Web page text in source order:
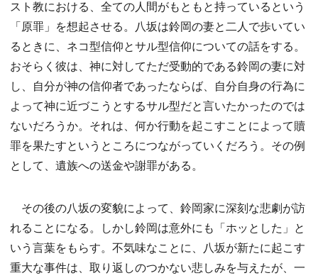
スト教における、全ての人間がもともと持っているという
「原罪」を想起させる。八坂は鈴岡の妻と二人で歩いてい
るときに、ネコ型信仰とサル型信仰についての話をする。
おそらく彼は、神に対してただ受動的である鈴岡の妻に対
し、自分が神の信仰者であったならば、自分自身の行為に
よって神に近づこうとするサル型だと言いたかったのでは
ないだろうか。それは、何か行動を起こすことによって贖
罪を果たすというところにつながっていくだろう。その例
として、遺族への送金や謝罪がある。
その後の八坂の変貌によって、鈴岡家に深刻な悲劇が訪
れることになる。しかし鈴岡は意外にも「ホッとした」と
いう言葉をもらす。不気味なことに、八坂が新たに起こす
重大な事件は、取り返しのつかない悲しみを与えたが、一